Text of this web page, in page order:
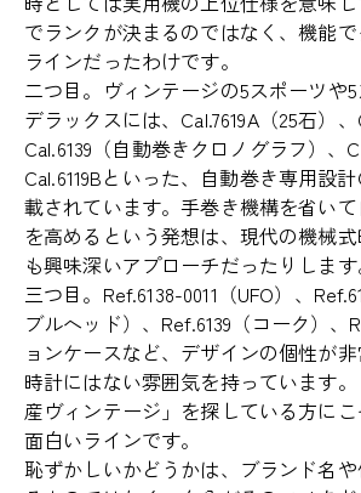
でランクが決まるのではなく、機能
ラインだったわけです。
二つ目。ヴィンテージの5スポーツや
デラックスには、Cal.7619A（25石）、
Cal.6139（自動巻きクロノグラフ）、
Cal.6119Bといった、自動巻き専用設
載されています。手巻き機構を省い
を高めるという発想は、現代の機械
も興味深いアプローチだったりします
三つ目。Ref.6138-0011（UFO）、
ブルヘッド）、Ref.6139（コーク）、
ョンケースなど、デザインの個性が
時計にはない雰囲気を持っています
産ヴィンテージ」を探している方に
面白いラインです。
恥ずかしいかどうかは、ブランド名